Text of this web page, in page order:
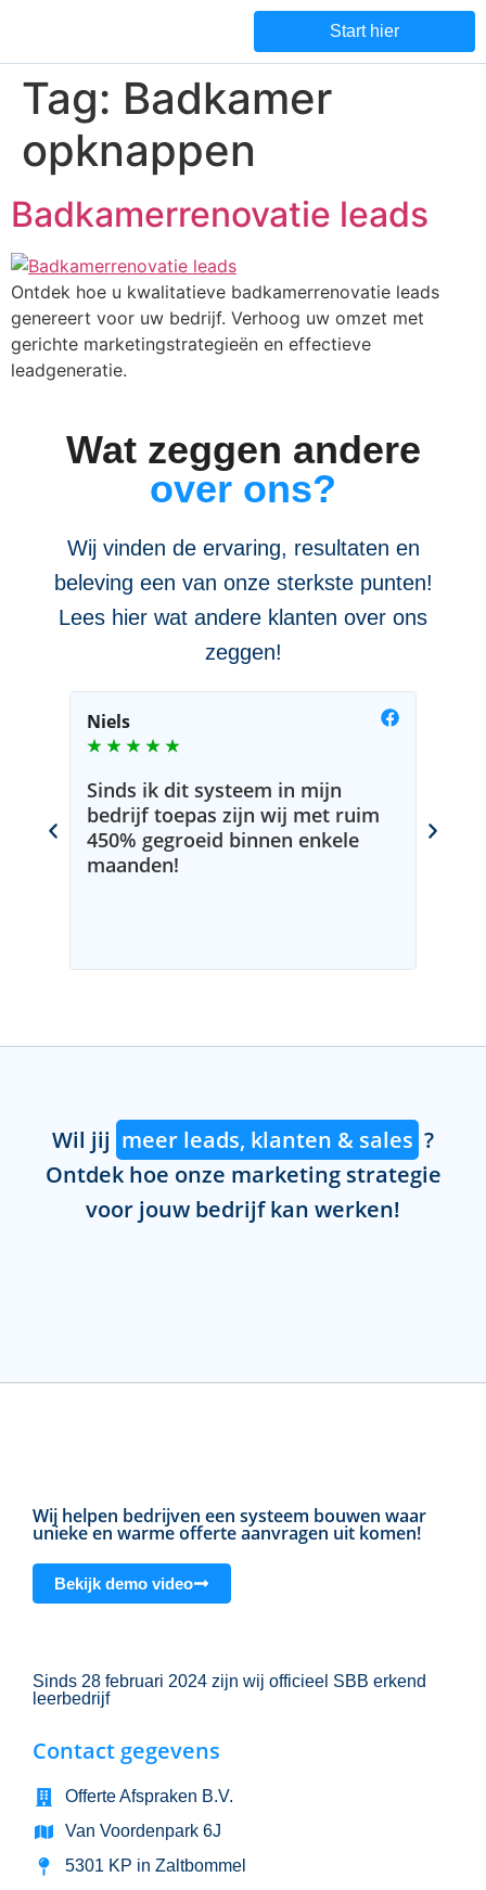
Start hier
Tag: Badkamer
opknappen
Badkamerrenovatie leads
Ontdek hoe u kwalitatieve badkamerrenovatie leads
genereert voor uw bedrijf. Verhoog uw omzet met
gerichte marketingstrategieën en effectieve
leadgeneratie.
Wat zeggen andere
over ons?
Wij vinden de ervaring, resultaten en
beleving een van onze sterkste punten!
Lees hier wat andere klanten over ons
zeggen!
Niels
★ ★ ★ ★ ★
Sinds ik dit systeem in mijn
bedrijf toepas zijn wij met ruim
450% gegroeid binnen enkele
maanden!
Wil jij meer leads, klanten & sales ?
Ontdek hoe onze marketing strategie
voor jouw bedrijf kan werken!
Wij helpen bedrijven een systeem bouwen waar
unieke en warme offerte aanvragen uit komen!
Bekijk demo video
Sinds 28 februari 2024 zijn wij officieel SBB erkend
leerbedrijf
Contact gegevens
Offerte Afspraken B.V.
Van Voordenpark 6J
5301 KP in Zaltbommel